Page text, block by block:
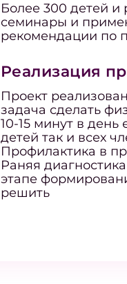
Более 300 детей
семинары и
рекомендации по
Реализация
Проект
задача сделать
10-15 минут в
детей так и всех
Профилактика в
Раняя
этапе
решить